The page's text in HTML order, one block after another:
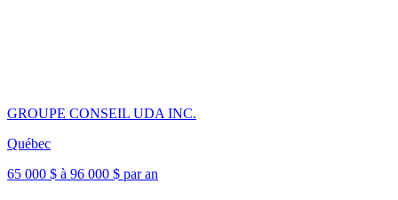
GROUPE CONSEIL UDA INC.
Québec
65 000 $ à 96 000 $ par an